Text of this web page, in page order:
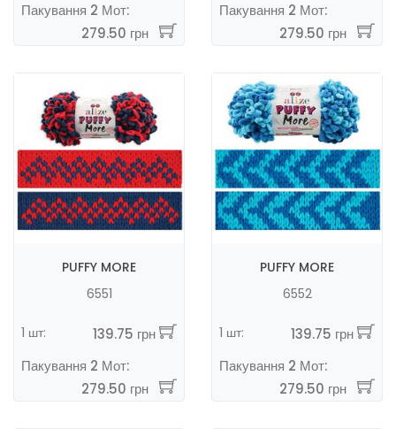
Пакування 2 Мот:
279.50 грн
Пакування 2 Мот:
279.50 грн
PUFFY MORE
6551
1 шт:
139.75 грн
Пакування 2 Мот:
279.50 грн
PUFFY MORE
6552
1 шт:
139.75 грн
Пакування 2 Мот:
279.50 грн